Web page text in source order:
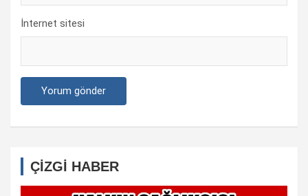
İnternet sitesi
ÇİZGİ HABER